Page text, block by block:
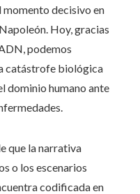
momento decisivo en
Hoy, gracias
podemos
catástrofe biológica
dominio humano ante
que la narrativa
o los escenarios
codificada en